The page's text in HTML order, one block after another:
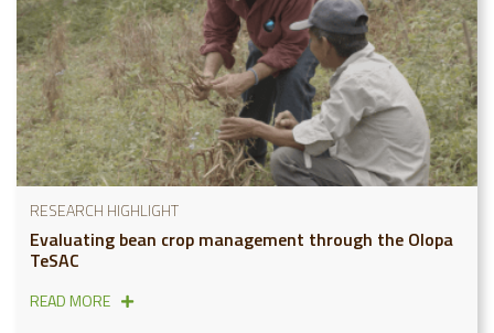
RESEARCH HIGHLIGHT
Evaluating bean crop management through the Olopa
TeSAC
READ MORE